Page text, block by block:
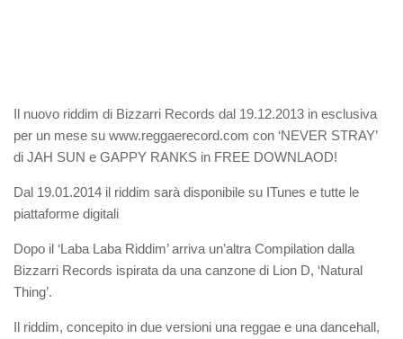
Il nuovo riddim di Bizzarri Records dal 19.12.2013 in esclusiva
per un mese su www.reggaerecord.com con ‘NEVER STRAY’
di JAH SUN e GAPPY RANKS in FREE DOWNLAOD!
Dal 19.01.2014 il riddim sarà disponibile su ITunes e tutte le
piattaforme digitali
Dopo il ‘Laba Laba Riddim’ arriva un’altra Compilation dalla
Bizzarri Records ispirata da una canzone di Lion D, ‘Natural
Thing’.
Il riddim, concepito in due versioni una reggae e una dancehall,